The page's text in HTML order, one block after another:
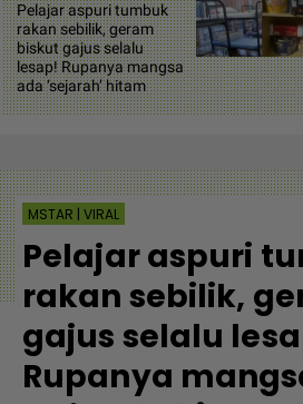
Pelajar aspuri tumbuk
rakan sebilik, geram
biskut gajus selalu
lesap! Rupanya mangsa
ada ‘sejarah’ hitam
MSTAR | VIRAL
Pelajar aspuri
rakan sebilik,
gajus selalu
Rupanya